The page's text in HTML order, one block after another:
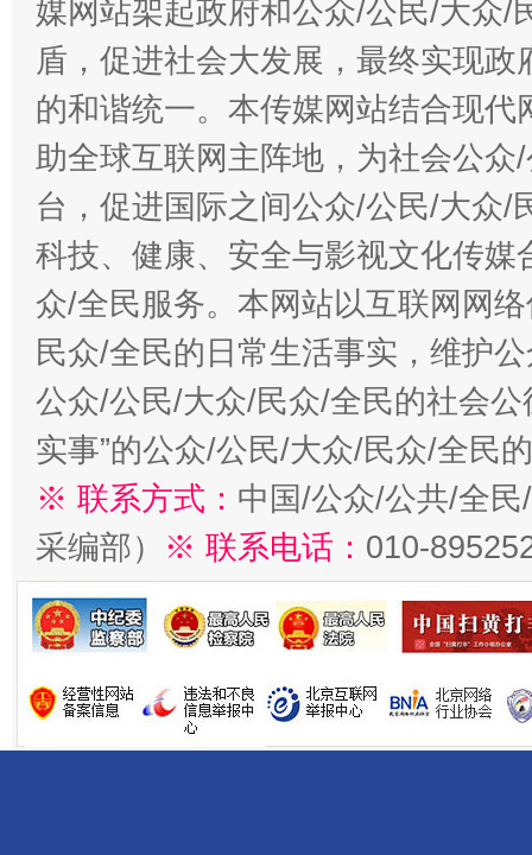
一颗心始终滚烫 还
媒网站架起政府和公众/公民/大众/
盾，促进社会大发展，最终实现
的和谐统一。本传媒网站结合现
助全球互联网主阵地，为社会公
台，促进国际之间公众/公民/大众/
科技、健康、安全与影视文化传
众/全民服务。本网站以互联网网
民众/全民的日常生活事实，维护
公众/公民/大众/民众/全民的社会公
实事”的公众/公民/大众/民众/全民
※ 联系方式： 中国/公众/公共/全
采编部） ※ 联系电话： 010-